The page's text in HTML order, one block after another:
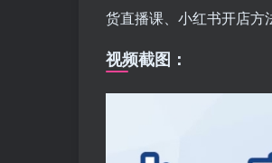
货直播课、小红书开店方
视频截图：